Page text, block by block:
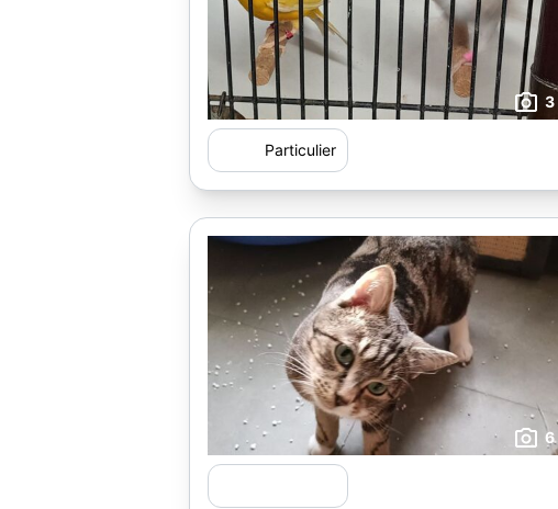
3
Particulier
6